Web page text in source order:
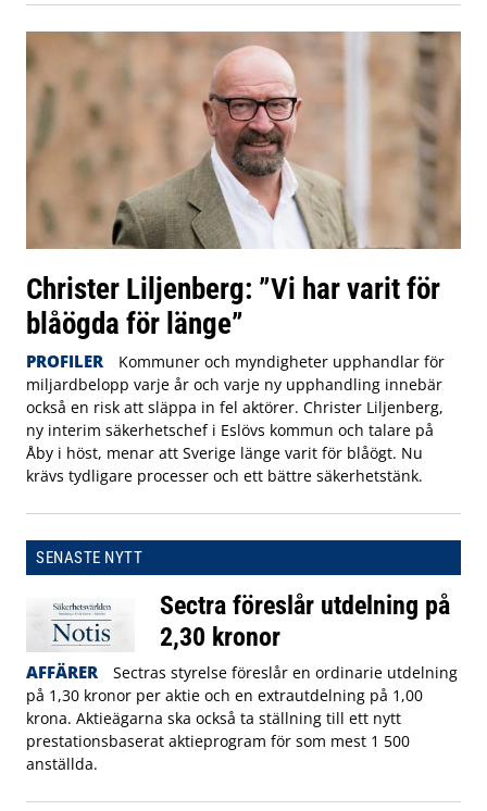
Christer Liljenberg: ”Vi har varit för
blåögda för länge”
PROFILER
Kommuner och myndigheter upphandlar för
miljardbelopp varje år och varje ny upphandling innebär
också en risk att släppa in fel aktörer. Christer Liljenberg,
ny interim säkerhetschef i Eslövs kommun och talare på
Åby i höst, menar att Sverige länge varit för blåögt. Nu
krävs tydligare processer och ett bättre säkerhetstänk.
SENASTE NYTT
Sectra föreslår utdelning på
2,30 kronor
AFFÄRER
Sectras styrelse föreslår en ordinarie utdelning
på 1,30 kronor per aktie och en extrautdelning på 1,00
krona. Aktieägarna ska också ta ställning till ett nytt
prestationsbaserat aktieprogram för som mest 1 500
anställda.